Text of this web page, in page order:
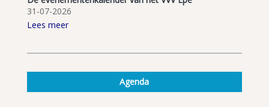
31-07-2026
Lees meer
Agenda